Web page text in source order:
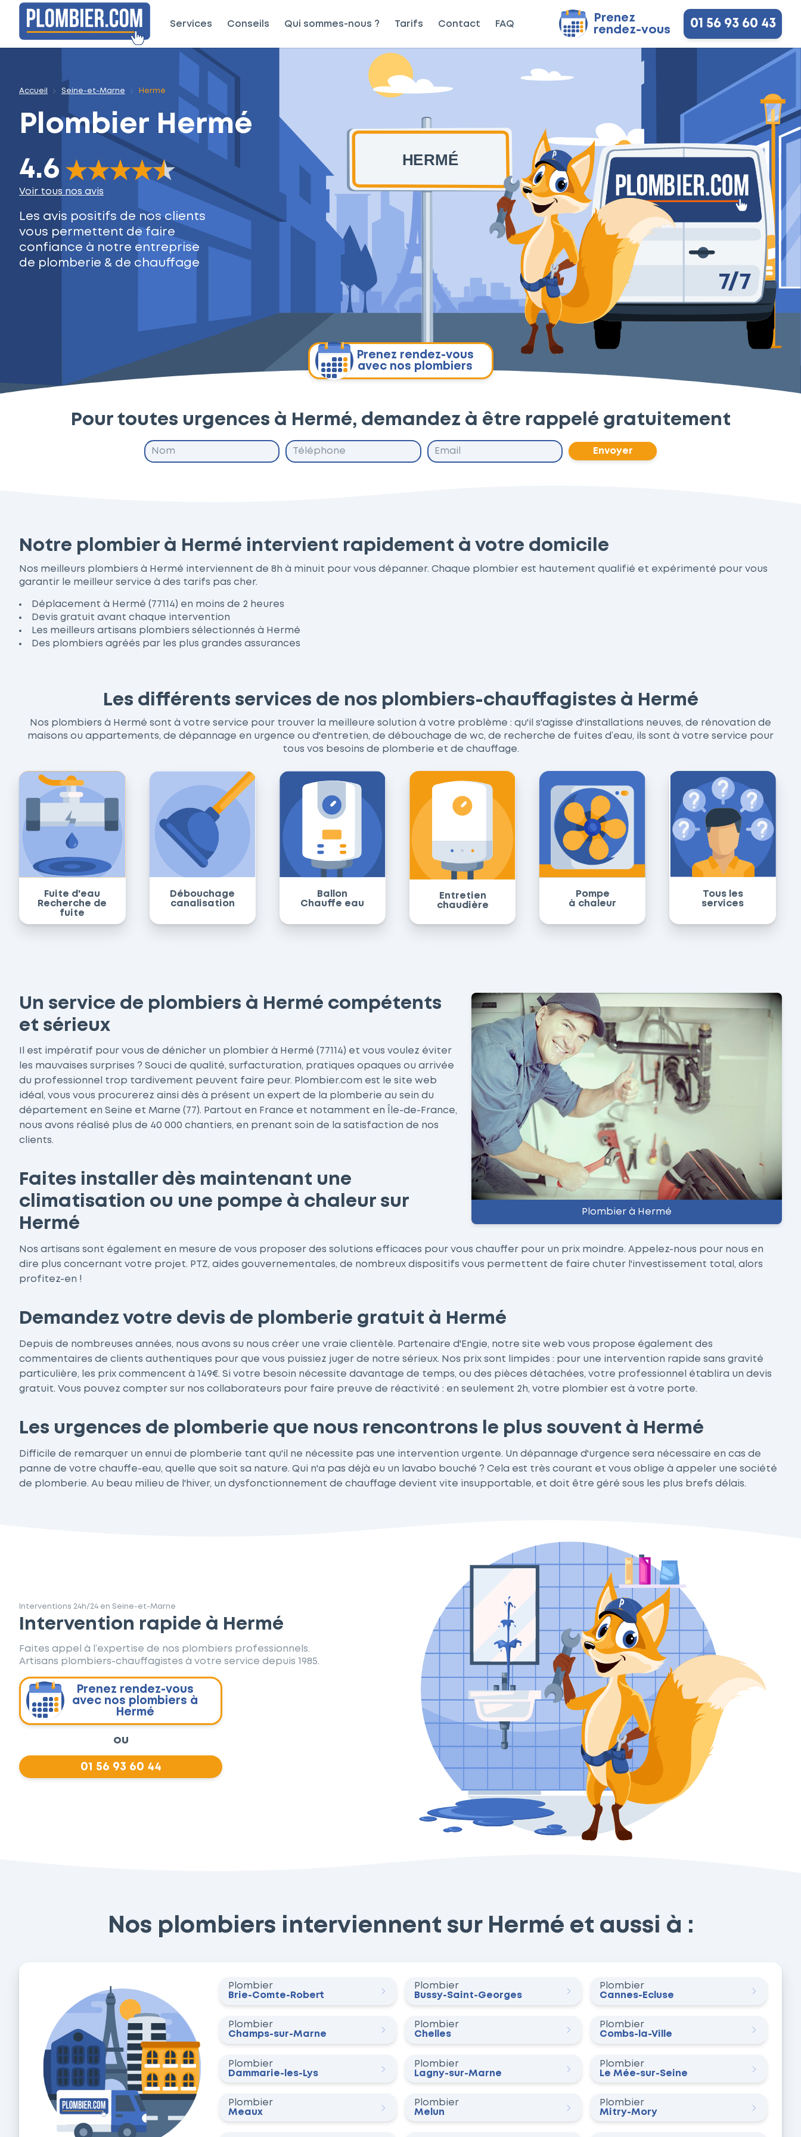
Services Conseils Qui sommes-nous ? Tarifs Contact FAQ
Prenez
rendez-vous
01 56 93 60 43
Accueil Seine-et-Marne Hermé
Plombier Hermé
4.6
The rating of this product is out of 5
Voir tous nos avis
Les avis positifs de nos clients
vous permettent de faire
confiance à notre entreprise
de plomberie & de chauffage
Prenez rendez-vous
avec nos plombiers
HERMÉ
Pour toutes urgences à Hermé, demandez à être rappelé gratuitement
Envoyer
Notre plombier à Hermé intervient rapidement à votre domicile
Nos meilleurs plombiers à Hermé interviennent de 8h à minuit pour vous dépanner. Chaque plombier est hautement qualifié et expérimenté pour vous
garantir le meilleur service à des tarifs pas cher.
Déplacement à Hermé (77114) en moins de 2 heures
Devis gratuit avant chaque intervention
Les meilleurs artisans plombiers sélectionnés à Hermé
Des plombiers agréés par les plus grandes assurances
Les différents services de nos plombiers-chauffagistes à Hermé
Nos plombiers à Hermé sont à votre service pour trouver la meilleure solution à votre problème : qu'il s'agisse d'installations neuves, de rénovation de
maisons ou appartements, de dépannage en urgence ou d'entretien, de débouchage de wc, de recherche de fuites d’eau, ils sont à votre service pour
tous vos besoins de plomberie et de chauffage.
Fuite d'eau
Recherche de
fuite
Débouchage
canalisation
Ballon
Chauffe eau
Entretien
chaudière
Pompe
à chaleur
Tous les
services
Plombier à Hermé
Un service de plombiers à Hermé compétents
et sérieux
Il est impératif pour vous de dénicher un plombier à Hermé (77114) et vous voulez éviter
les mauvaises surprises ? Souci de qualité, surfacturation, pratiques opaques ou arrivée
du professionnel trop tardivement peuvent faire peur. Plombier.com est le site web
idéal, vous vous procurerez ainsi dès à présent un expert de la plomberie au sein du
département en Seine et Marne (77). Partout en France et notamment en Île-de-France,
nous avons réalisé plus de 40 000 chantiers, en prenant soin de la satisfaction de nos
clients.
Faites installer dès maintenant une
climatisation ou une pompe à chaleur sur
Hermé
Nos artisans sont également en mesure de vous proposer des solutions efficaces pour vous chauffer pour un prix moindre. Appelez-nous pour nous en
dire plus concernant votre projet. PTZ, aides gouvernementales, de nombreux dispositifs vous permettent de faire chuter l'investissement total, alors
profitez-en !
Demandez votre devis de plomberie gratuit à Hermé
Depuis de nombreuses années, nous avons su nous créer une vraie clientèle. Partenaire d'Engie, notre site web vous propose également des
commentaires de clients authentiques pour que vous puissiez juger de notre sérieux. Nos prix sont limpides : pour une intervention rapide sans gravité
particulière, les prix commencent à 149€. Si votre besoin nécessite davantage de temps, ou des pièces détachées, votre professionnel établira un devis
gratuit. Vous pouvez compter sur nos collaborateurs pour faire preuve de réactivité : en seulement 2h, votre plombier est à votre porte.
Les urgences de plomberie que nous rencontrons le plus souvent à Hermé
Difficile de remarquer un ennui de plomberie tant qu'il ne nécessite pas une intervention urgente. Un dépannage d'urgence sera nécessaire en cas de
panne de votre chauffe-eau, quelle que soit sa nature. Qui n'a pas déjà eu un lavabo bouché ? Cela est très courant et vous oblige à appeler une société
de plomberie. Au beau milieu de l'hiver, un dysfonctionnement de chauffage devient vite insupportable, et doit être géré sous les plus brefs délais.
Interventions 24h/24 en Seine-et-Marne
Intervention rapide à Hermé
Faites appel à l’expertise de nos plombiers professionnels.
Artisans plombiers-chauffagistes à votre service depuis 1985.
Prenez rendez-vous
avec nos plombiers à
Hermé
ou
01 56 93 60 44
Nos plombiers interviennent sur Hermé et aussi à :
Plombier
Brie-Comte-Robert
Plombier
Bussy-Saint-Georges
Plombier
Cannes-Écluse
Plombier
Champs-sur-Marne
Plombier
Chelles
Plombier
Combs-la-Ville
Plombier
Dammarie-les-Lys
Plombier
Lagny-sur-Marne
Plombier
Le Mée-sur-Seine
Plombier
Meaux
Plombier
Melun
Plombier
Mitry-Mory